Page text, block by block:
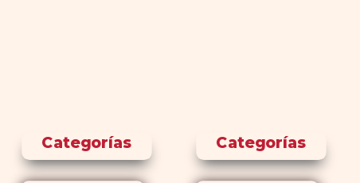
Categorías Categorías